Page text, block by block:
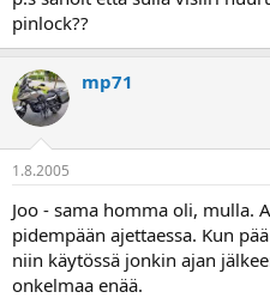
pinlock??
mp71
1.8.2005
Joo - sama homma oli, mulla.
pidempään ajettaessa. Kun
niin käytössä jonkin ajan
onkelmaa enää.